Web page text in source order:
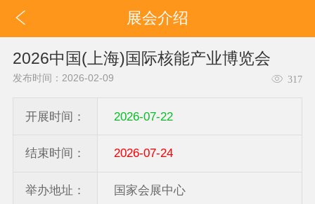
展会介绍
2026中国(上海)国际核能产业博览会
发布时间：2026-02-09 317
开展时间： 2026-07-22
结束时间： 2026-07-24
举办地址： 国家会展中心